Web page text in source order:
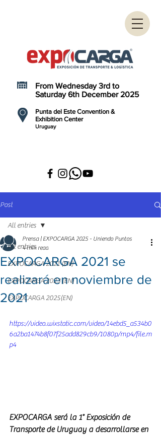
Punta del Este Convention &
Exhibition Center
Uruguay
From Wednesday 3rd to
Saturday 6th December 2025
Post
All entries
EXPOCARGA 2021 (EN)
EXPOCARGA 2023 (EN)
EXPOCARGA 2025(EN)
All entries
EXPOCARGA 2021 se
realizará en noviembre de
2021
Prensa | EXPOCARGA 2025 - Uniendo Puntos
4 min read
https://video.wixstatic.com/video/14ebd5_a534b0
6a2ba1474b8f07f25add829cb9/1080p/mp4/file.m
p4
EXPOCARGA será la 1° Exposición de
Transporte de Uruguay a desarrollarse en